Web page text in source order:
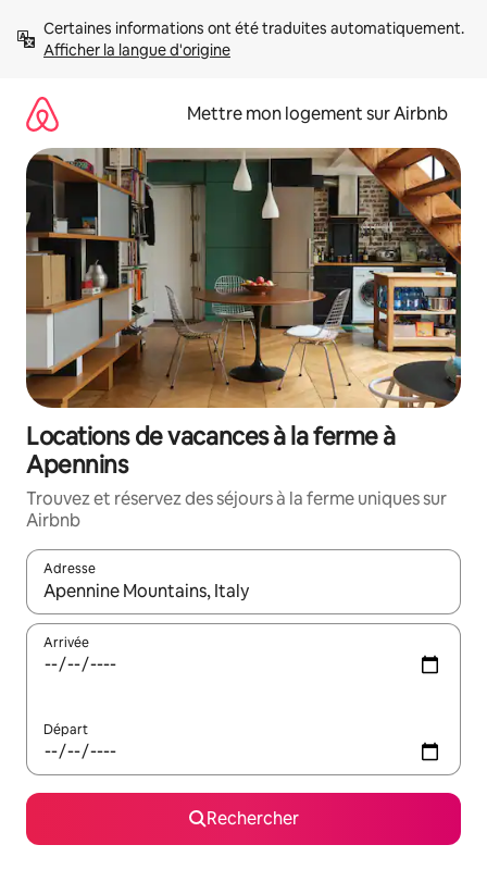
directement
Afficher la langue d'origine
Mettre mon logement sur Airbnb
Locations de vacances à la ferme à
Apennins
Trouvez et réservez des séjours à la ferme uniques sur
Airbnb
Adresse
Lorsque les résultats s'affichent, utilisez les flèches vers le
Arrivée
Départ
Rechercher